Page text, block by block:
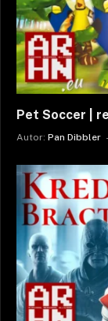
Pet Soccer |
Autor: Pan Dibbler